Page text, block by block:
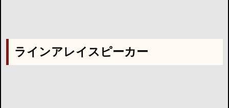
ラインアレイスピーカー